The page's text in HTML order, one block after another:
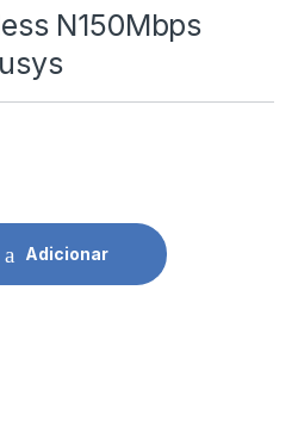
N150Mbps
MW150US Mercusys
Adicionar